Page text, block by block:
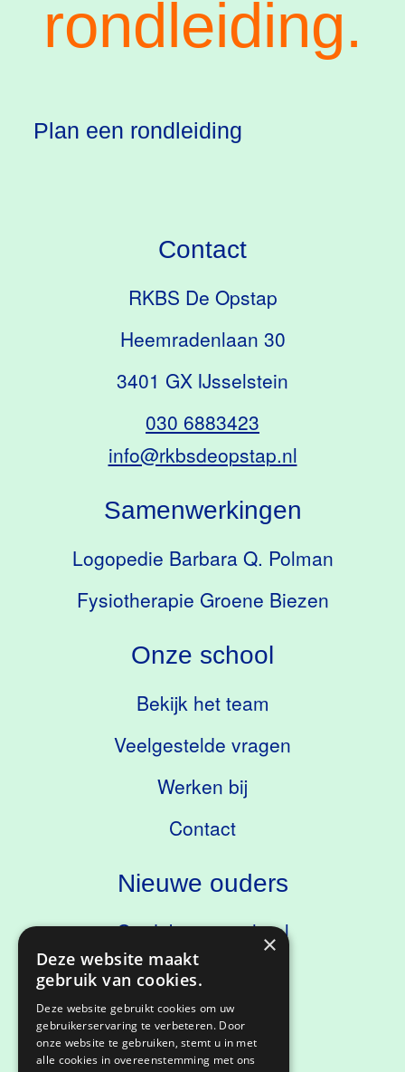
rondleiding.
Plan een rondleiding
Nieuwe ouders
Ontdek onze school
Kennismaken
Onze school
Bekijk het team
Veelgestelde vragen
Werken bij
Contact
Samenwerkingen
Logopedie Barbara Q. Polman
Fysiotherapie Groene Biezen
Contact
RKBS De Opstap
Heemradenlaan 30
3401 GX IJsselstein
030 6883423
info@rkbsdeopstap.nl
Privacyverklaring
×
Deze website maakt
gebruik van cookies.
Deze website gebruikt cookies om uw
gebruikerservaring te verbeteren. Door
onze website te gebruiken, stemt u in met
alle cookies in overeenstemming met ons